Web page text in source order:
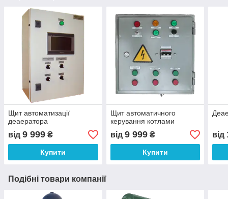
Щит автоматизації
деаератора
від 9 999 ₴
Купити
Щит автоматичного
керування котлами
від 9 999₴
Купити
від
Подібні товари компанії